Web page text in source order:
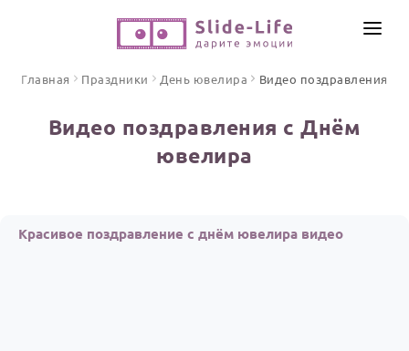
Открытки
ИНСТРУМЕНТЫ
Главная Праздники День ювелира Видео поздравления
Видео поздравления с Днём
ювелира
Красивое поздравление с днём ювелира видео